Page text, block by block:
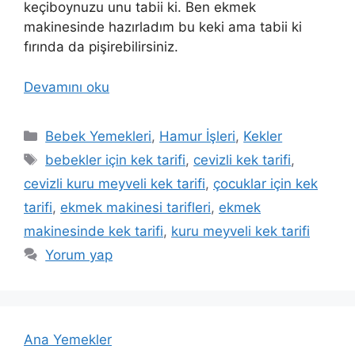
keçiboynuzu unu tabii ki. Ben ekmek
makinesinde hazırladım bu keki ama tabii ki
fırında da pişirebilirsiniz.
Devamını oku
Kategoriler
Bebek Yemekleri, Hamur İşleri, Kekler
Etiketler
bebekler için kek tarifi, cevizli kek tarifi,
cevizli kuru meyveli kek tarifi, çocuklar için kek
tarifi, ekmek makinesi tarifleri, ekmek
makinesinde kek tarifi, kuru meyveli kek tarifi
Yorum yap
Ana Yemekler